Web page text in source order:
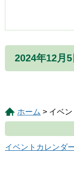
2024年12月
ホーム > イベ
イベントカレンダ